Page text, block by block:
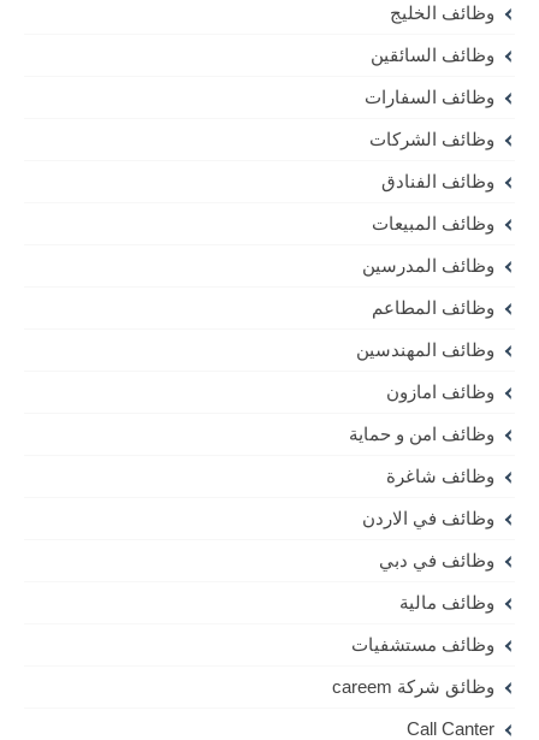
وظائف الخليج
وظائف السائقين
وظائف السفارات
وظائف الشركات
وظائف الفنادق
وظائف المبيعات
وظائف المدرسين
وظائف المطاعم
وظائف المهندسين
وظائف امازون
وظائف امن و حماية
وظائف شاغرة
وظائف في الاردن
وظائف في دبي
وظائف مالية
وظائف مستشفيات
وظائق شركة careem
Call Canter